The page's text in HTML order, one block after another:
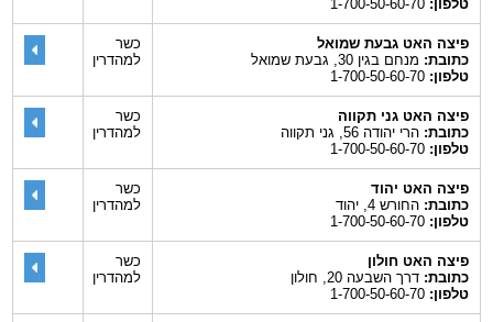
טלפון:1-700-50-60-70
פיצה האט גבעת שמואל
כתובת:מנחם בגין 30, גבעת שמואל
טלפון:1-700-50-60-70
כשר
למהדרין
פיצה האט גני תקווה
כתובת:הרי יהודה 56, גני תקווה
טלפון:1-700-50-60-70
כשר
למהדרין
פיצה האט יהוד
כתובת:החורש 4, יהוד
טלפון:1-700-50-60-70
כשר
למהדרין
פיצה האט חולון
כתובת:דרך השבעה 20, חולון
טלפון:1-700-50-60-70
כשר
למהדרין